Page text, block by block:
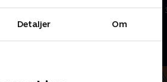
Detaljer Om
at
2. august 2008 • 30 min